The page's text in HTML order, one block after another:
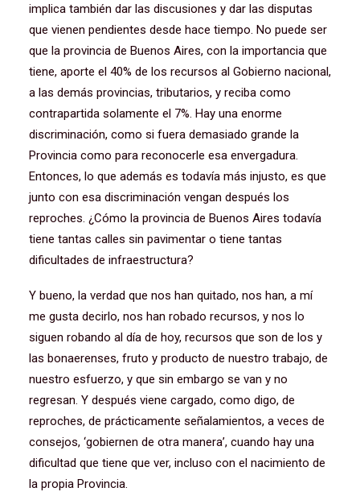
implica también dar las discusiones y dar las disputas
que vienen pendientes desde hace tiempo. No puede ser
que la provincia de Buenos Aires, con la importancia que
tiene, aporte el 40% de los recursos al Gobierno nacional,
a las demás provincias, tributarios, y reciba como
contrapartida solamente el 7%. Hay una enorme
discriminación, como si fuera demasiado grande la
Provincia como para reconocerle esa envergadura.
Entonces, lo que además es todavía más injusto, es que
junto con esa discriminación vengan después los
reproches. ¿Cómo la provincia de Buenos Aires todavía
tiene tantas calles sin pavimentar o tiene tantas
dificultades de infraestructura?
Y bueno, la verdad que nos han quitado, nos han, a mí
me gusta decirlo, nos han robado recursos, y nos lo
siguen robando al día de hoy, recursos que son de los y
las bonaerenses, fruto y producto de nuestro trabajo, de
nuestro esfuerzo, y que sin embargo se van y no
regresan. Y después viene cargado, como digo, de
reproches, de prácticamente señalamientos, a veces de
consejos, ‘gobiernen de otra manera’, cuando hay una
dificultad que tiene que ver, incluso con el nacimiento de
la propia Provincia.